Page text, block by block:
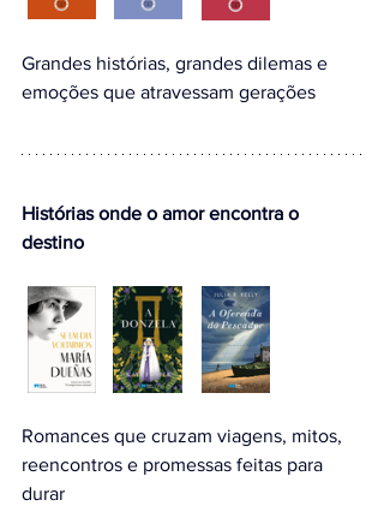
Grandes histórias, grandes dilemas e
emoções que atravessam gerações
Histórias onde o amor encontra o
destino
Romances que cruzam viagens, mitos,
reencontros e promessas feitas para
durar